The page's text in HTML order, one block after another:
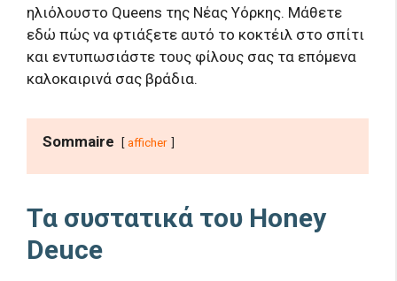
ηλιόλουστο Queens της Νέας Υόρκης. Μάθετε
εδώ πώς να φτιάξετε αυτό το κοκτέιλ στο σπίτι
και εντυπωσιάστε τους φίλους σας τα επόμενα
καλοκαιρινά σας βράδια.
Sommaire afficher
Τα συστατικά του Honey
Deuce